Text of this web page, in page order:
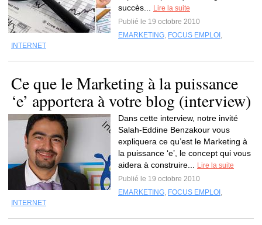
succès...
Lire la suite
Publié le 19 octobre 2010
EMARKETING, FOCUS EMPLOI ,
INTERNET
Ce que le Marketing à la puissance
‘e’ apportera à votre blog (interview)
Dans cette interview, notre invité
Salah-Eddine Benzakour vous
expliquera ce qu’est le Marketing à
la puissance ‘e’, le concept qui vous
aidera à construire...
Lire la suite
Publié le 19 octobre 2010
EMARKETING, FOCUS EMPLOI ,
INTERNET